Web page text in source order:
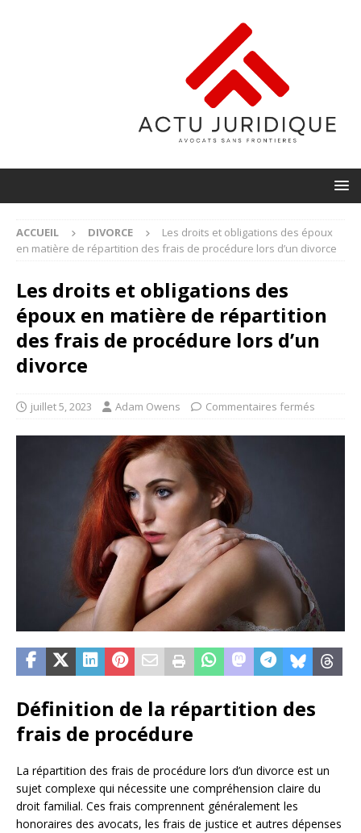
ACCUEIL DIVORCE
Les droits et obligations des époux
en matière de répartition des frais de procédure lors d’un divorce
Les droits et obligations des
époux en matière de répartition
des frais de procédure lors d’un
divorce
juillet 5, 2023 Adam Owens Commentaires fermés
Définition de la répartition des
frais de procédure
La répartition des frais de procédure lors d’un divorce est un
sujet complexe qui nécessite une compréhension claire du
droit familial. Ces frais comprennent généralement les
honoraires des avocats, les frais de justice et autres dépenses